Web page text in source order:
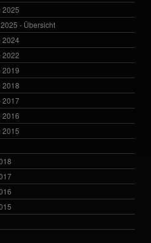
2025
- Übersicht
2024
2022
2019
2018
2017
2016
2015